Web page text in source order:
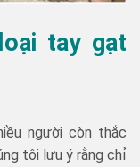
tay gạt
người còn thắc
tôi lưu ý rằng chỉ